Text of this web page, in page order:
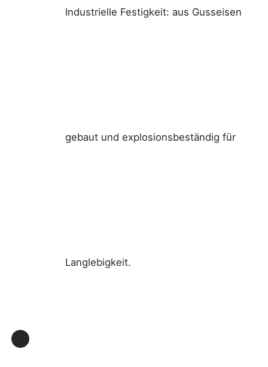
Industrielle Festigkeit: aus Gusseisen
gebaut und explosionsbeständig für
Langlebigkeit.